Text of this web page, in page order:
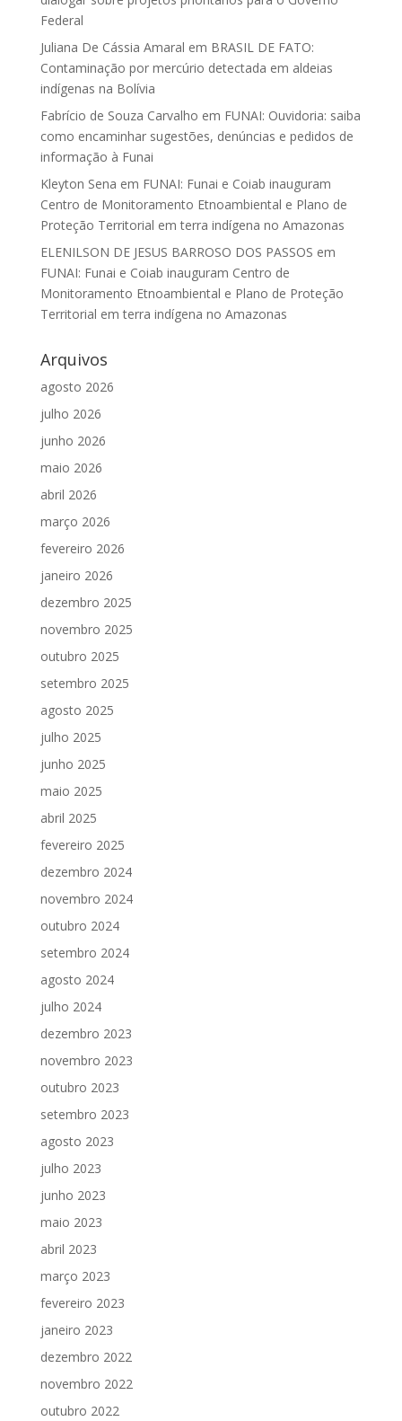
Federal
Juliana De Cássia Amaral em BRASIL DE FATO:
Contaminação por mercúrio detectada em aldeias
indígenas na Bolívia
Fabrício de Souza Carvalho em FUNAI: Ouvidoria: saiba
como encaminhar sugestões, denúncias e pedidos de
informação à Funai
Kleyton Sena em FUNAI: Funai e Coiab inauguram
Centro de Monitoramento Etnoambiental e Plano de
Proteção Territorial em terra indígena no Amazonas
ELENILSON DE JESUS BARROSO DOS PASSOS em
FUNAI: Funai e Coiab inauguram Centro de
Monitoramento Etnoambiental e Plano de Proteção
Territorial em terra indígena no Amazonas
Arquivos
agosto 2026
julho 2026
junho 2026
maio 2026
abril 2026
março 2026
fevereiro 2026
janeiro 2026
dezembro 2025
novembro 2025
outubro 2025
setembro 2025
agosto 2025
julho 2025
junho 2025
maio 2025
abril 2025
fevereiro 2025
dezembro 2024
novembro 2024
outubro 2024
setembro 2024
agosto 2024
julho 2024
dezembro 2023
novembro 2023
outubro 2023
setembro 2023
agosto 2023
julho 2023
junho 2023
maio 2023
abril 2023
março 2023
fevereiro 2023
janeiro 2023
dezembro 2022
novembro 2022
outubro 2022